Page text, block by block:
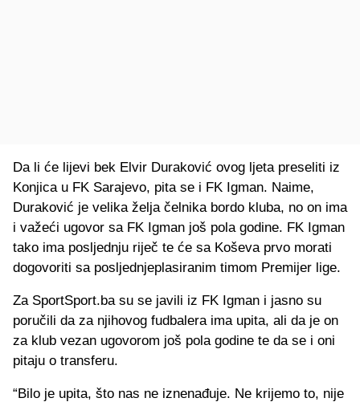
Da li će lijevi bek Elvir Duraković ovog ljeta preseliti iz
Konjica u FK Sarajevo, pita se i FK Igman. Naime,
Duraković je velika želja čelnika bordo kluba, no on ima
i važeći ugovor sa FK Igman još pola godine. FK Igman
tako ima posljednju riječ te će sa Koševa prvo morati
dogovoriti sa posljednjeplasiranim timom Premijer lige.
Za SportSport.ba su se javili iz FK Igman i jasno su
poručili da za njihovog fudbalera ima upita, ali da je on
za klub vezan ugovorom još pola godine te da se i oni
pitaju o transferu.
“Bilo je upita, što nas ne iznenađuje. Ne krijemo to, nije